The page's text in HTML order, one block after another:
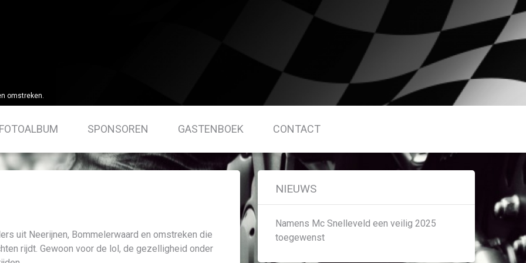
omstreken.
FOTOALBUM SPONSOREN GASTENBOEK CONTACT
uit Neerijnen, Bommelerwaard en omstreken die
rijdt. Gewoon voor de lol, de gezelligheid onder
NIEUWS
Namens Mc Snelleveld een veilig 2025
toegewenst